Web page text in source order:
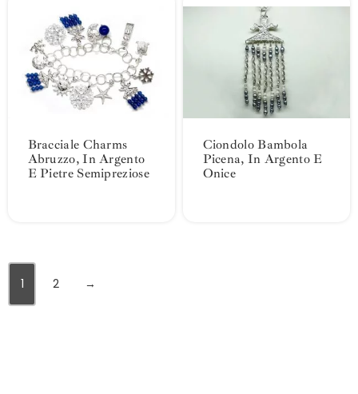
Bracciale Charms
Abruzzo, In Argento
E Pietre Semipreziose
Ciondolo Bambola
Picena, In Argento E
Onice
1 2 →